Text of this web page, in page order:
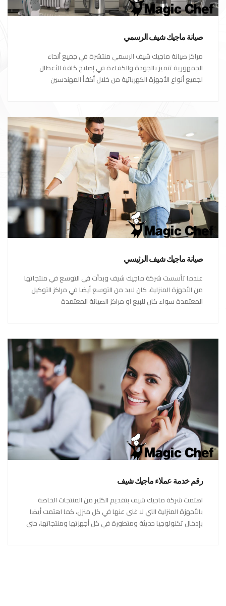
صيانة ماجيك شيف الرسمي
مراكز صيانة ماجيك شيف الرسمي منتشرة في جميع أنحاء
الجمهورية تتميز بالجودة والكفاءة في إصلاح كافة الأعطال
لجميع أنواع الأجهزة الكهربائية من خلال أكفأ المهندسين
صيانة ماجيك شيف الرئيسي
عندما تأسست شركة ماجيك شيف وبدأت في التوسع في منتجاتها
من الأجهزة المنزلية، كان لابد من التوسع أيضا في مراكز التوكيل
المعتمدة سواء كان للبيع او مراكز الصيانة المعتمدة
رقم خدمة عملاء ماجيك شيف
اهتمت شركة ماجيك شيف بتقديم الكثير من المنتجات الخاصة
بالأجهزة المنزلية التي لا غنى عنها في كل منزل، كما اهتمت أيضا
بإدخال تكنولوجيا حديثة ومتطورة في كل أجهزتها ومنتجاتها، حتى